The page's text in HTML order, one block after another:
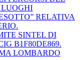
LUOGHI
RELATIVA
SINTEL DI
B1F80DE869.
LOMBARDO